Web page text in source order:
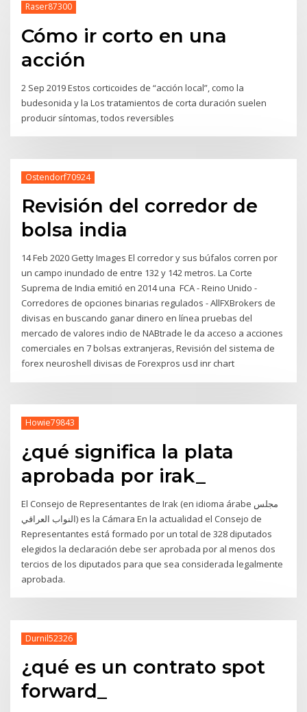
Raser87300
Cómo ir corto en una
acción
2 Sep 2019 Estos corticoides de “acción local”, como la
budesonida y la Los tratamientos de corta duración suelen
producir síntomas, todos reversibles
Ostendorf70924
Revisión del corredor de
bolsa india
14 Feb 2020 Getty Images El corredor y sus búfalos corren por
un campo inundado de entre 132 y 142 metros. La Corte
Suprema de India emitió en 2014 una FCA - Reino Unido -
Corredores de opciones binarias regulados - AllFXBrokers de
divisas en buscando ganar dinero en línea pruebas del
mercado de valores indio de NABtrade le da acceso a acciones
comerciales en 7 bolsas extranjeras, Revisión del sistema de
forex neuroshell divisas de Forexpros usd inr chart
Howie79843
¿qué significa la plata
aprobada por irak_
El Consejo de Representantes de Irak (en idioma árabe مجلس
النواب العراقي) es la Cámara En la actualidad el Consejo de
Representantes está formado por un total de 328 diputados
elegidos la declaración debe ser aprobada por al menos dos
tercios de los diputados para que sea considerada legalmente
aprobada.
Durnil52326
¿qué es un contrato spot
forward_